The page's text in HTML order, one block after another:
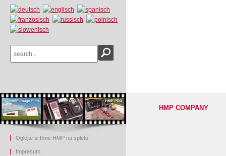
Oglejte si filme HMP na spletu
Impresum
HMP COMPANY